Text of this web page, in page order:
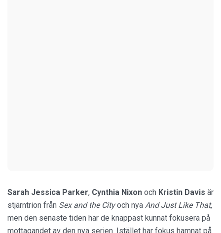
Sarah Jessica Parker, Cynthia Nixon och Kristin Davis är
stjärntrion från Sex and the Cityoch nya And Just Like That,
men den senaste tiden har de knappast kunnat fokusera på
mottagandet av den nya serien. Istället har fokus hamnat på